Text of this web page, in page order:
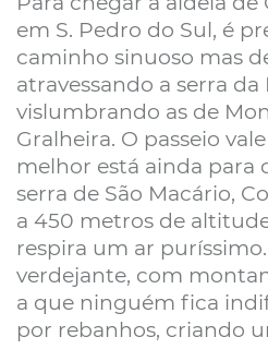
em S. Pedro do Sul, é
caminho sinuoso mas
atravessando a serra da
vislumbrando as de
Gralheira. O passeio
melhor está ainda para
serra de São Macário,
a 450 metros de
respira um ar
verdejante, com
a que ninguém fica
por rebanhos, criando